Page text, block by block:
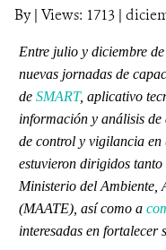
By| Views: 1713 |
Entre julio y diciembre
nuevas jornadas de
de SMART, aplicativo
información y análisis de
de control y vigilancia en
estuvieron dirigidos tanto
Ministerio del Ambiente,
(MAATE), así como a
interesadas en fortalecer